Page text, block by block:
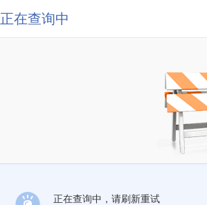
正在查询中
正在查询中，请刷新重试